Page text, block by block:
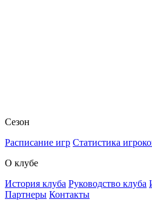
Сезон
Расписание игр Статистика
О клубе
История клуба Руководство клуба
Партнеры Контакты